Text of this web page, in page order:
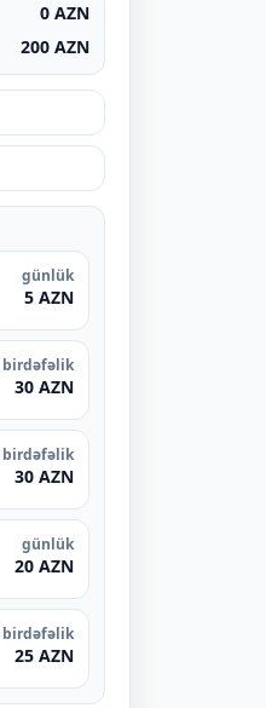
0AZN
200AZN
günlük
5 AZN
birdəfəlik
30 AZN
birdəfəlik
30 AZN
günlük
20 AZN
birdəfəlik
25 AZN